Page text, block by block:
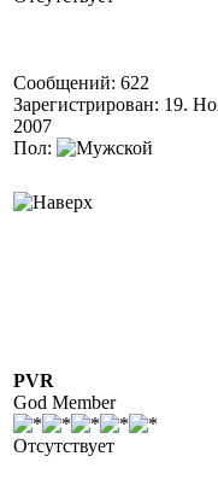
Сообщений: 622
Зарегистрирован: 19.
2007
Пол:
PVR
God Member
Отсутствует